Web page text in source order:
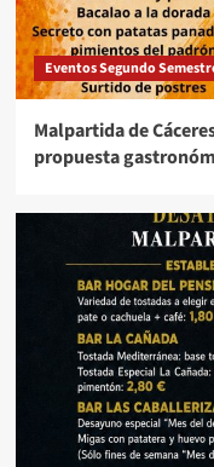
Eventos Segundo
Malpartida de
propuesta